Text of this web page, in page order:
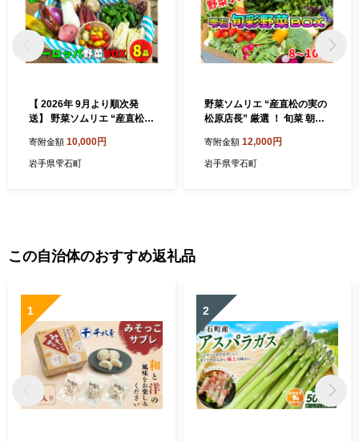
【 2026年 9月より順次発
送】 野菜ソムリエ “産直松の
ロッパ 野菜 BOX 8品 ／ 人気
産直 採れたて 新鮮野菜 季節
寄附金額 10,000円
岩手県雫石町
野菜ソムリエ “産直松の実の
松原店長” 厳選 ！ 旬菜 朝採
人気 産直 採れたて 新鮮野菜
季節野菜 果物 くだもの やさ
寄附金額 12,000円
岩手県雫石町
この自治体のおすすめ返礼品
1 2